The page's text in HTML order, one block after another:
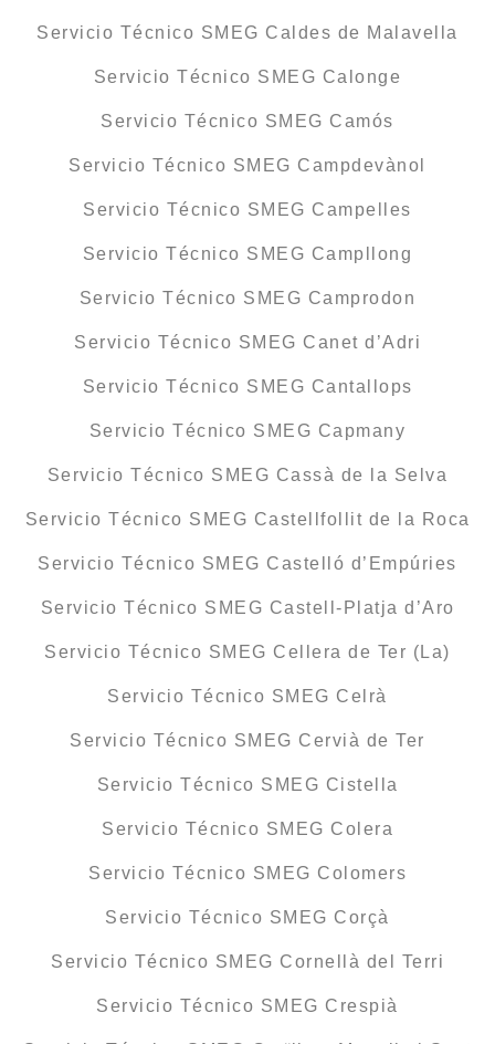
Servicio Técnico SMEG Caldes de Malavella
Servicio Técnico SMEG Calonge
Servicio Técnico SMEG Camós
Servicio Técnico SMEG Campdevànol
Servicio Técnico SMEG Campelles
Servicio Técnico SMEG Campllong
Servicio Técnico SMEG Camprodon
Servicio Técnico SMEG Canet d’Adri
Servicio Técnico SMEG Cantallops
Servicio Técnico SMEG Capmany
Servicio Técnico SMEG Cassà de la Selva
Servicio Técnico SMEG Castellfollit de la Roca
Servicio Técnico SMEG Castelló d’Empúries
Servicio Técnico SMEG Castell-Platja d’Aro
Servicio Técnico SMEG Cellera de Ter (La)
Servicio Técnico SMEG Celrà
Servicio Técnico SMEG Cervià de Ter
Servicio Técnico SMEG Cistella
Servicio Técnico SMEG Colera
Servicio Técnico SMEG Colomers
Servicio Técnico SMEG Corçà
Servicio Técnico SMEG Cornellà del Terri
Servicio Técnico SMEG Crespià